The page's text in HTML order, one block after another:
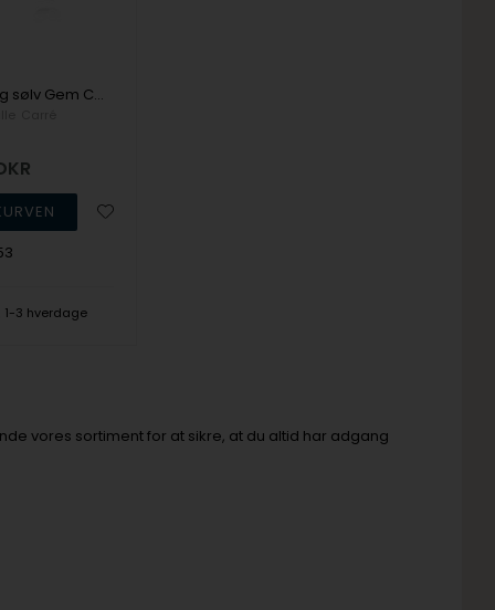
925 sterling sølv Gem Candy Ørestikker med blank overflade fra Carré
1-3 hverdage
vores sortiment for at sikre, at du altid har adgang